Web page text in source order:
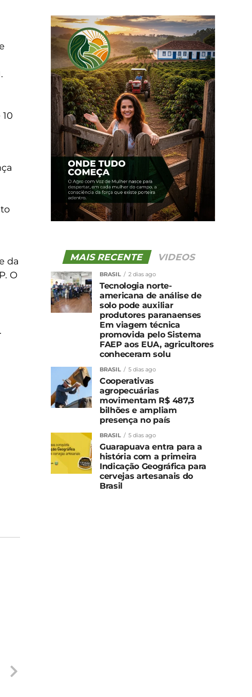
da
. O
MAIS RECENTE VIDEOS
BRASIL 2 dias ago
Tecnologia norte-
americana de análise de
solo pode auxiliar
produtores paranaenses
Em viagem técnica
promovida pelo Sistema
FAEP aos EUA, agricultores
conheceram solu
BRASIL 5 dias ago
Cooperativas
agropecuárias
movimentam R$ 487,3
bilhões e ampliam
presença no país
BRASIL 5 dias ago
Guarapuava entra para a
história com a primeira
Indicação Geográfica para
cervejas artesanais do
Brasil